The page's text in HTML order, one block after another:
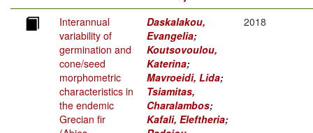
Interannual
variability of
germination and
cone/seed
morphometric
characteristics in
the endemic
Grecian fir
Daskalakou,
Evangelia;
Koutsovoulou,
Katerina;
Mavroeidi, Lida;
Tsiamitas,
Charalambos;
Kafali, Eleftheria;
2018